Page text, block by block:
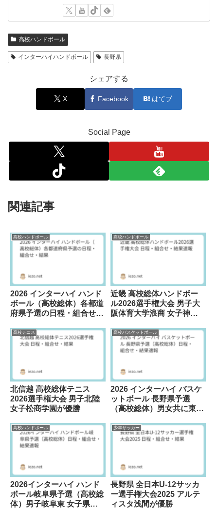
高校ハンドボール
インターハイハンドボール 長野県
シェアする
X Facebook はてブ
Social Page
関連記事
高校ハンドボール
2026 インターハイ ハンド
ボール（高校総体）各都道
府県予選の日程・組合せ・
高校ハンドボール
近畿 高校総体ハンドボー
ル2026選手権大会 男子大
阪体育大学浪商 女子神戸
高校テニス
北信越 高校総体テニス
2026選手権大会 男子北陸
女子松商学園が優勝
高校バスケットボール
2026 インターハイ バスケ
ットボール 長野県予選
（高校総体）男女共に東海
高校ハンドボール
2026インターハイ ハンド
ボール岐阜県予選（高校総
体）男子岐阜東 女子県岐
少年サッカー
長野県 全日本U-12サッカ
ー選手権大会2025 アルテ
ィスタ浅間が優勝